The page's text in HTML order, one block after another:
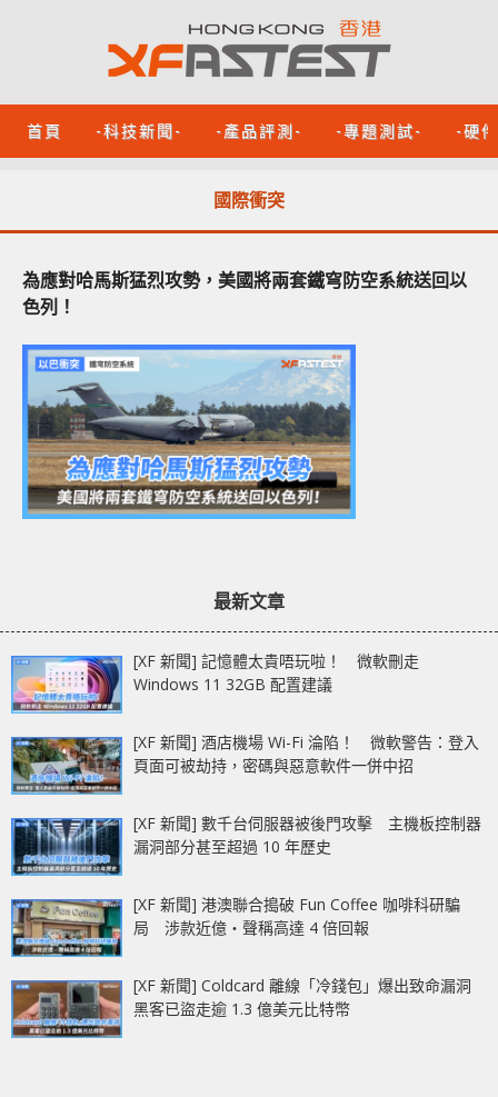
首頁 -科技新聞- -產品評測- -專題測試- -硬
國際衝突
為應對哈馬斯猛烈攻勢，美國將兩套鐵穹防空系統送回以
色列！
最新文章
[XF 新聞] 記憶體太貴唔玩啦！ 微軟刪走
Windows 11 32GB 配置建議
[XF 新聞] 酒店機場 Wi-Fi 淪陷！ 微軟警告：登入
頁面可被劫持，密碼與惡意軟件一併中招
[XF 新聞] 數千台伺服器被後門攻擊 主機板控制器
漏洞部分甚至超過 10 年歷史
[XF 新聞] 港澳聯合搗破 Fun Coffee 咖啡科研騙
局 涉款近億‧聲稱高達 4 倍回報
[XF 新聞] Coldcard 離線「冷錢包」爆出致命漏洞
黑客已盜走逾 1.3 億美元比特幣